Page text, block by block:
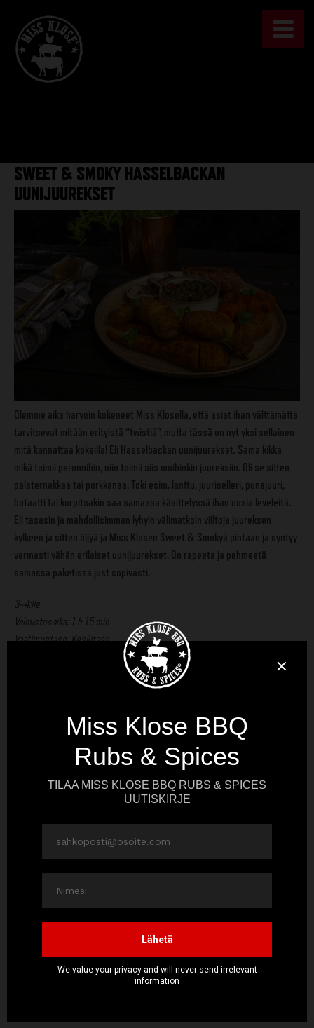
content
SWEET & SMOKY HASSELBACKAN
UUNIJUUREKSET
Olemme aika harvoin kokeneet Miss Klosella, että asiat ihan välttämättä
tarvitsevat mitään erityistä “twistiä”, mutta tässä on nyt yksi sellainen
mitä kannattaa kokeilla! Eli Hasselbackan uunijuurekset. Sama kikka
mikä toimii perunoihin, niin toimii siis muihinkin juureksiin. Oli se sitten
palsternakkaa tai porkkanaa. Toki esim. lanttu, juuriselleri, punajuuri,
bataatti tai kurpitsakin saa samassa käsittelyssä ihan uusia leveleitä.
Eli tasasin ja mahdollisimman lyhyin välimatkoin viiltoja juureksen
kylkeen ja sitten öljyä ja Miss Klosen Sweet & Smokyä pintaan ja syntyy
varmasti vähän erilaiset uunijuurekset. On rapeeta ja pehmeetä
samassa paketissa just sopivasti.
3–4:lle
Valmistusaika: 1 h 15 min
Vaatimustaso: Keskitaso
Chimichurri-täytetty possun sisäfilee
Pese ja tarvittaessa kuori juurekset. Leikkaa kahta syömäpuikkoa apuna
käyttäen juurekset täyteen mahdollisimman tiheitä viiltoja niin että pohja
pysyy kuitenkin ehjänä. Eli aseta syömäpuikot leikkuulaudalle vierekkäin ja
juures niiden väliin. Leikkaa viiltoja mahdollisimman tiheästi niin että veitsi
pysähtyy aina syömäpuikkoihin eikä painu pohjaan asti. Aseta juurekset
uunivuokaan ja valuta päälle öljy ja ripottele pinnalle Miss Klose Sweet &
Smoky. Availe juuresten viiltoja hieman niin että öljy ja mausteet pääsevät
myös viiltojen sisälle. Paista 200-asteisessa uunissa 50–60 min kunnes
juurekset ovat rapeita päältä ja pehmeitä sisältä. Kokeile esimerkiksi
Chimichurrilla täytetyn possun sisäfileen ja chimichurri-kastikkeen